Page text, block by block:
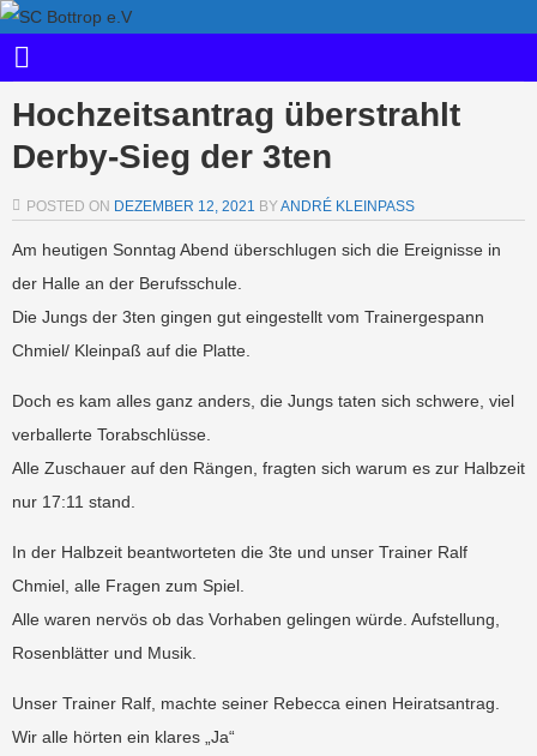
Hochzeitsantrag überstrahlt
Derby-Sieg der 3ten
POSTED ON DEZEMBER 12, 2021 BYANDRÉ KLEINPASS
Am heutigen Sonntag Abend überschlugen sich die Ereignisse in
der Halle an der Berufsschule.
Die Jungs der 3ten gingen gut eingestellt vom Trainergespann
Chmiel/ Kleinpaß auf die Platte.
Doch es kam alles ganz anders, die Jungs taten sich schwere, viel
verballerte Torabschlüsse.
Alle Zuschauer auf den Rängen, fragten sich warum es zur Halbzeit
nur 17:11 stand.
In der Halbzeit beantworteten die 3te und unser Trainer Ralf
Chmiel, alle Fragen zum Spiel.
Alle waren nervös ob das Vorhaben gelingen würde. Aufstellung,
Rosenblätter und Musik.
Unser Trainer Ralf, machte seiner Rebecca einen Heiratsantrag.
Wir alle hörten ein klares „Ja“